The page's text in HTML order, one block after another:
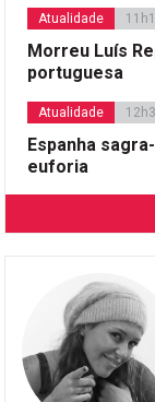
Atualidade
Morreu Luís
portuguesa
Atualidade
Espanha
euforia